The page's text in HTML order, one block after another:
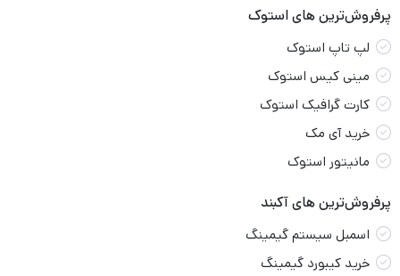
پرفروش‌ترین های استوک
لپ تاپ استوک
مینی کیس استوک
کارت گرافیک استوک
خرید آی مک
مانیتور استوک
پرفروش‌ترین های آکبند
اسمبل سیستم گیمینگ
خرید کیبورد گیمینگ